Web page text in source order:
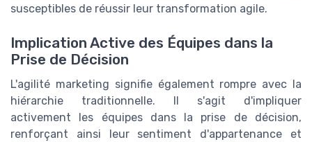
susceptibles de réussir leur transformation agile.
Implication Active des Équipes dans la
Prise de Décision
L'agilité marketing signifie également rompre avec la
hiérarchie traditionnelle. Il s'agit d'impliquer
activement les équipes dans la prise de décision,
renforçant ainsi leur sentiment d'appartenance et